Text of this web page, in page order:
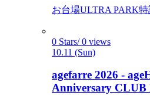
お台場ULTRA PARK特
0 Stars/ 0 views
10.11 (Sun)
agefarre 2026 -
Anniversary